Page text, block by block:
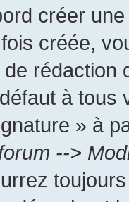
créer
fois créée,
rédaction
à tous
» à
-->